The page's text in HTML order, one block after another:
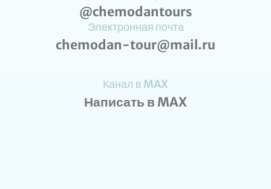
@chemodantours
Электронная почта
chemodan-tour@mail.ru
Канал в MAX
Написать в MAX